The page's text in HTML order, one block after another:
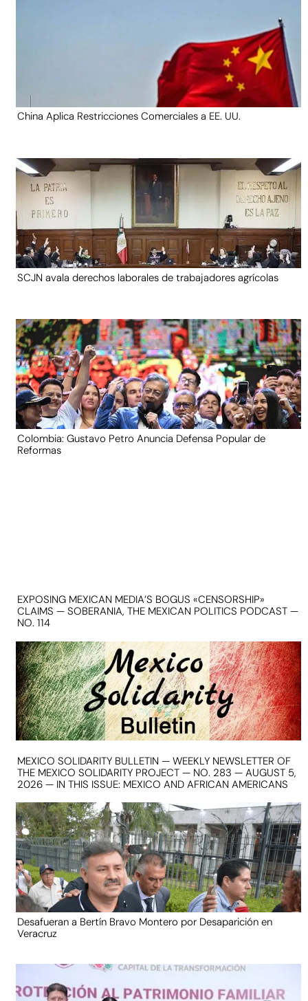
China Aplica Restricciones Comerciales a EE. UU.
SCJN avala derechos laborales de trabajadores agrícolas
Colombia: Gustavo Petro Anuncia Defensa Popular de
Reformas
EXPOSING MEXICAN MEDIA’S BOGUS «CENSORSHIP»
CLAIMS — SOBERANIA, THE MEXICAN POLITICS PODCAST —
NO. 114
MEXICO SOLIDARITY BULLETIN — WEEKLY NEWSLETTER OF
THE MEXICO SOLIDARITY PROJECT — NO. 283 — AUGUST 5,
2026 — IN THIS ISSUE: MEXICO AND AFRICAN AMERICANS
Desafueran a Bertín Bravo Montero por Desaparición en
Veracruz